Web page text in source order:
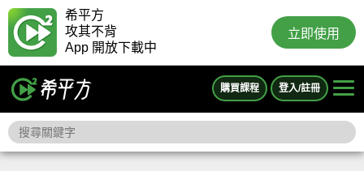
希平方
攻其不背
App 開放下載中
立即使用
購買課程 登入/註冊